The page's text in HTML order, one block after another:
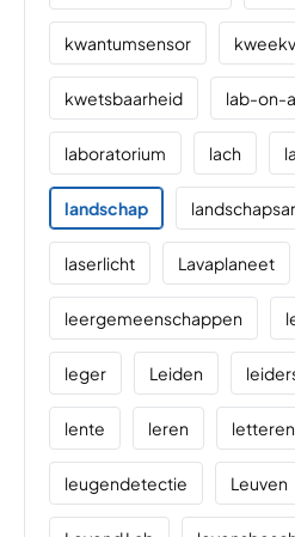
kwantumsensor
kwetsbaarheid lab-on-
laboratorium lach
landschap
laserlicht Lavaplaneet
leergemeenschappen
leger Leiden
lente leren letteren
leugendetectie Leuven